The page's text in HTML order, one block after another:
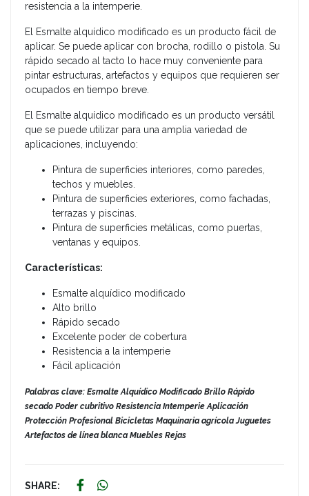
resistencia a la intemperie.
El Esmalte alquídico modificado es un producto fácil de
aplicar. Se puede aplicar con brocha, rodillo o pistola. Su
rápido secado al tacto lo hace muy conveniente para
pintar estructuras, artefactos y equipos que requieren ser
ocupados en tiempo breve.
El Esmalte alquídico modificado es un producto versátil
que se puede utilizar para una amplia variedad de
aplicaciones, incluyendo:
Pintura de superficies interiores, como paredes,
techos y muebles.
Pintura de superficies exteriores, como fachadas,
terrazas y piscinas.
Pintura de superficies metálicas, como puertas,
ventanas y equipos.
Características:
Esmalte alquídico modificado
Alto brillo
Rápido secado
Excelente poder de cobertura
Resistencia a la intemperie
Fácil aplicación
Palabras clave: Esmalte Alquídico Modificado Brillo Rápido
secado Poder cubritivo Resistencia Intemperie Aplicación
Protección Profesional Bicicletas Maquinaria agrícola Juguetes
Artefactos de línea blanca Muebles Rejas
SHARE: